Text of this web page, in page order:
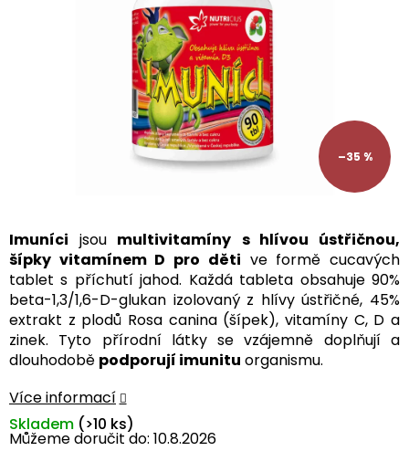
–35 %
Imuníci jsou multivitamíny s hlívou ústřičnou,
šípky vitamínem D pro děti ve formě cucavých
tablet s příchutí jahod. Každá tableta obsahuje 90%
beta-1,3/1,6-D-glukan izolovaný z hlívy ústřičné, 45%
extrakt z plodů Rosa canina (šípek), vitamíny C, D a
zinek. Tyto přírodní látky se vzájemně doplňují a
dlouhodobě podporují imunitu organismu.
Více informací
Můžeme doručit do: 10.8.2026
Skladem (>10 ks)